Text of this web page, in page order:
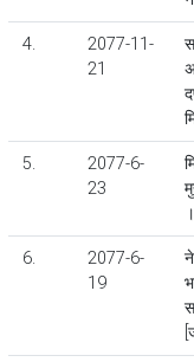
4.
2077-11-
21
5.
2077-6-
23
।
6.
2077-6-
19